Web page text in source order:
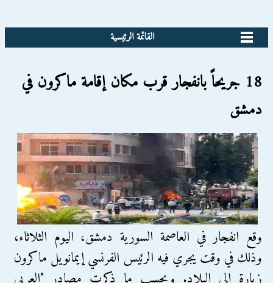
القائمة الرئيسية
18 جريحاً بانفجار قرب مكان إقامة ماكرون في
دمشق
وقع انفجار في العاصمة السورية دمشق، اليوم الثلاثاء،
وذلك في وقت يجري فيه الرئيس الفرنسي إيمانويل ماكرون